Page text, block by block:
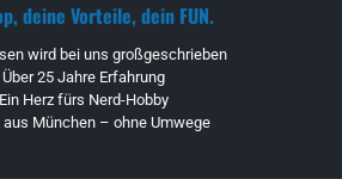
deine Vorteile, dein FUN.
wird bei uns großgeschrieben
Über 25 Jahre Erfahrung
Herz fürs Nerd-Hobby
München – ohne Umwege